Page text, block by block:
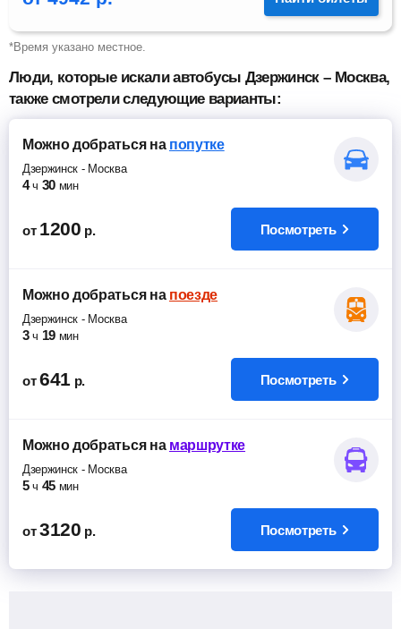
*Время указано местное.
Люди, которые искали автобусы Дзержинск – Москва,
также смотрели следующие варианты:
Можно добратьсяна попутке
Дзержинск - Москва
4 ч 30 мин
от 1200 р. Посмотреть
Можно добратьсяна поезде
Дзержинск - Москва
3 ч 19 мин
от 641 р. Посмотреть
Можно добратьсяна маршрутке
Дзержинск - Москва
5 ч 45 мин
от 3120 р. Посмотреть